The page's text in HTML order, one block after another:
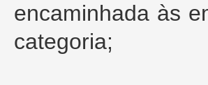
encaminhada às
categoria;